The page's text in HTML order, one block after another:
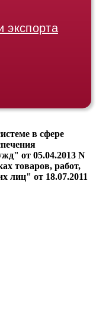
экспорта
в сфере
от 05.04.2013 N
товаров, работ,
лиц" от 18.07.2011